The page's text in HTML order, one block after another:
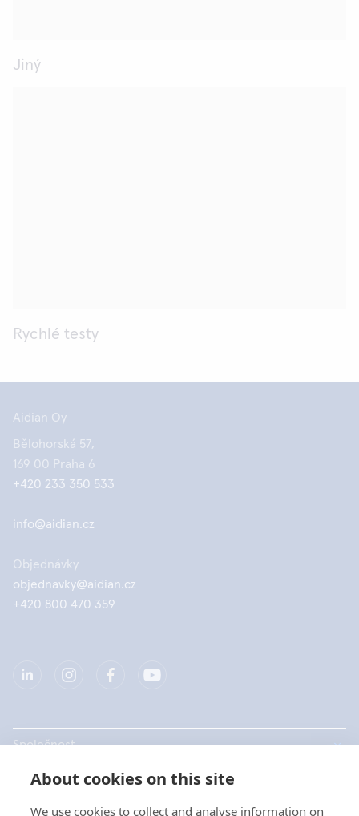
About cookies on this site
We use cookies to collect and analyse information on
Jiný
Rychlé testy
Aidian Oy
Bělohorská 57,
169 00 Praha 6
+420 233 350 533
info@aidian.cz
Objednávky
objednavky@aidian.cz
+420 800 470 359
Společnost
Produkty